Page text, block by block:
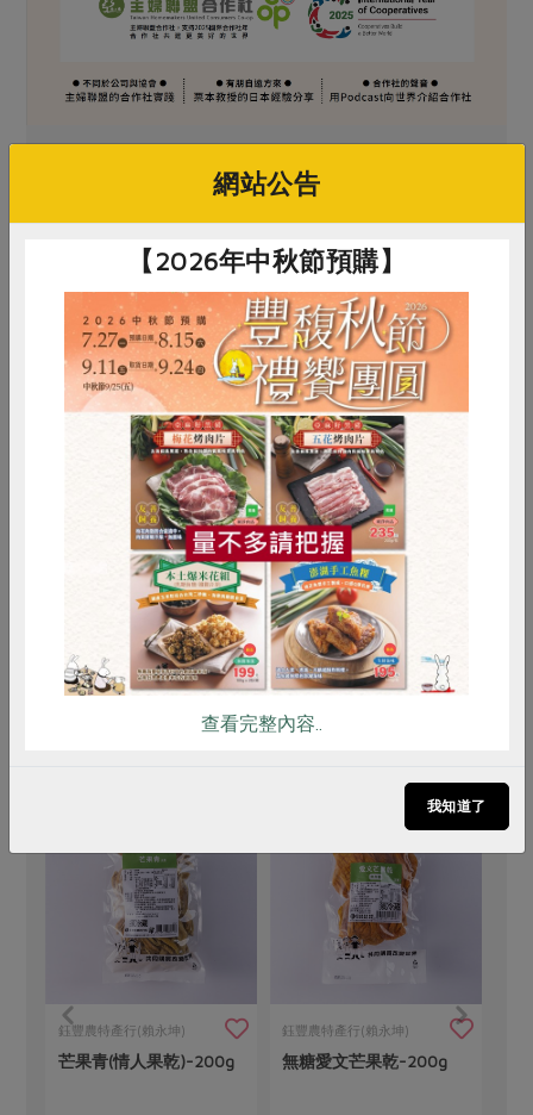
原文刊登於 2025年01月247期
2025第二個國際合作社年 讓合作社成為永
續、 具影響力的企業組織
# 冰糖 # 水果
# 大麥 # 肉桂 # 果乾
買回食材自己做
鈺豐農特產行(賴永坤)
芒果青(情人果乾)-200g
鈺豐農特產行(賴永坤)
無糖愛文芒果乾-200g
RPET 食譜 減硝酸鹽
雞蛋 食安 共同購買
網站公告
【2026年中秋節預購】
查看完整內容..
我知道了